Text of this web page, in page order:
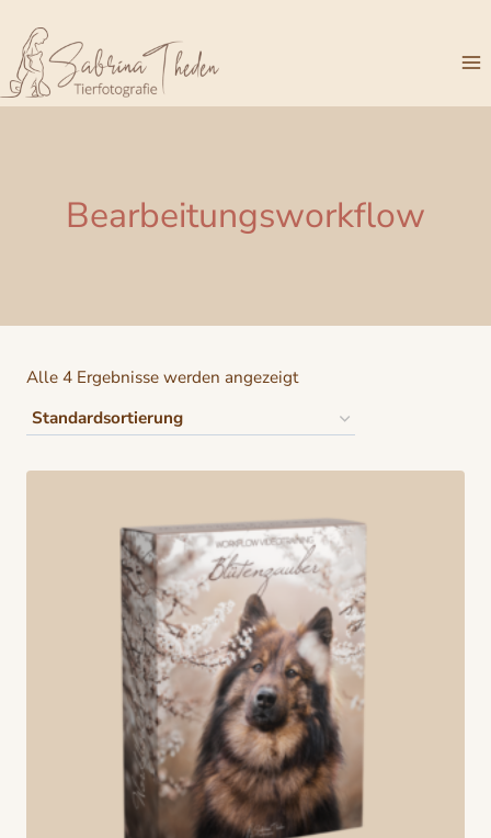
Inhalt
springen
Bearbeitungsworkflow
Alle 4 Ergebnisse werden angezeigt